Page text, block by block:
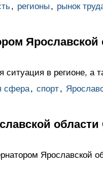
, регионы , рынок
в регионе, а
сфера, спорт,
Ярославской